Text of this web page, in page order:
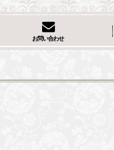
お問い合わせ